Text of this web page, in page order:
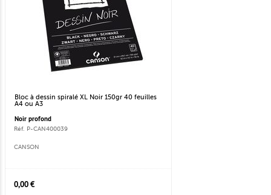
Bloc à dessin spiralé XL Noir 150gr 40 feuilles
A4 ou A3
Noir profond
Réf. P-CAN400039
CANSON
0,00 €